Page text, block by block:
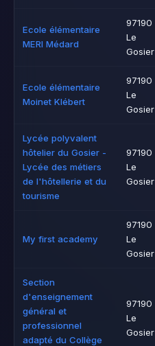
Ecole élémentaire
MERI Médard
97190
Le
Gosier
Ecole élémentaire
Moinet Klébert
97190
Le
Gosier
Lycée polyvalent
hôtelier du Gosier -
Lycée des métiers
de l'hôtellerie et du
tourisme
97190
Le
Gosier
My first academy
97190
Le
Gosier
Section
d'enseignement
général et
professionnel
adapté du Collège
97190
Le
Gosier